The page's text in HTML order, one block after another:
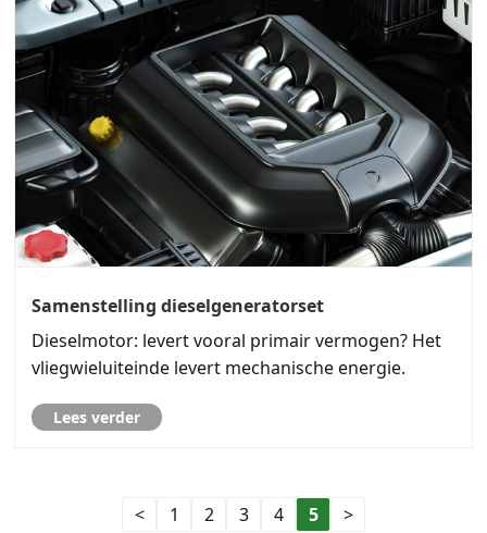
Samenstelling dieselgeneratorset
Dieselmotor: levert vooral primair vermogen? Het
vliegwieluiteinde levert mechanische energie.
Lees verder
< 1 2 3 4 5 >